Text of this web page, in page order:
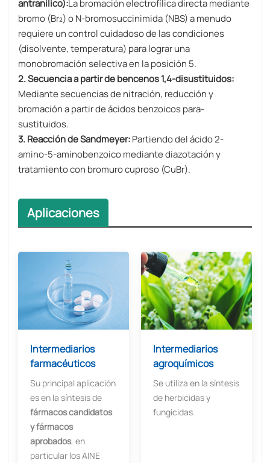
antranílico):La bromación electrofílica directa mediante
bromo (Br₂) o N-bromosuccinimida (NBS) a menudo
requiere un control cuidadoso de las condiciones
(disolvente, temperatura) para lograr una
monobromación selectiva en la posición 5.
2. Secuencia a partir de bencenos 1,4-disustituidos:
Mediante secuencias de nitración, reducción y
bromación a partir de ácidos benzoicos para-
sustituidos.
3. Reacción de Sandmeyer:Partiendo del ácido 2-
amino-5-aminobenzoico mediante diazotación y
tratamiento con bromuro cuproso (CuBr).
Aplicaciones
Intermediarios
farmacéuticos
Su principal aplicación
es en la síntesis de
fármacos candidatos
y fármacos
aprobados, en
particular los AINE
Intermediarios
agroquímicos
Se utiliza en la síntesis
de herbicidas y
fungicidas.